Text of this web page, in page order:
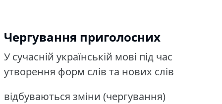
Чергування приголосних
У сучасній українській мові під час
утворення форм слів та нових слів
відбуваються зміни (чергування)